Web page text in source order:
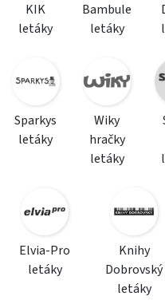
KIK
letáky
Bambule
letáky
Sparkys
letáky
Wiky
hračky
letáky
Elvia-Pro
letáky
Knihy
Dobrovský
letáky